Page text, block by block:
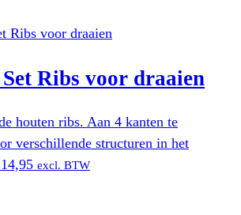
Ribs voor draaien
houten ribs. Aan 4 kanten te
verschillende structuren in het
14,95 excl. BTW